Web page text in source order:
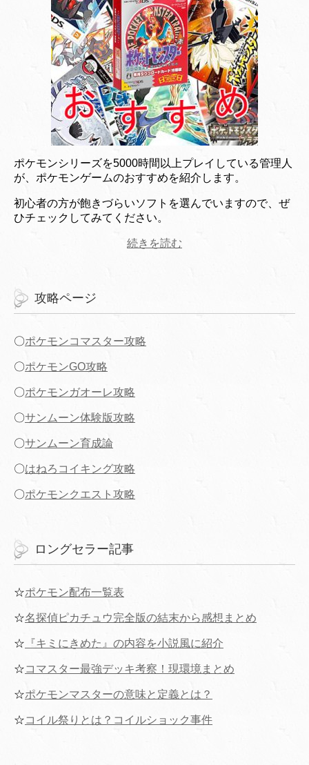
ポケモンシリーズを5000時間以上プレイしている管理人
が、ポケモンゲームのおすすめを紹介します。
初心者の方が飽きづらいソフトを選んでいますので、ぜ
ひチェックしてみてください。
続きを読む
攻略ページ
〇ポケモンコマスター攻略
〇ポケモンGO攻略
〇ポケモンガオーレ攻略
〇サンムーン体験版攻略
〇サンムーン育成論
〇はねろコイキング攻略
〇ポケモンクエスト攻略
ロングセラー記事
☆ポケモン配布一覧表
☆名探偵ピカチュウ完全版の結末から感想まとめ
☆ 『キミにきめた』の内容を小説風に紹介
☆コマスター最強デッキ考察！現環境まとめ
☆ポケモンマスターの意味と定義とは？
☆コイル祭りとは？コイルショック事件